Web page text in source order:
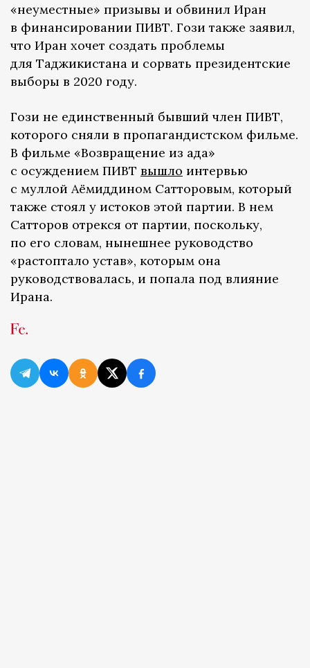
«неуместные» призывы и обвинил Иран
в финансировании ПИВТ. Гози также заявил,
что Иран хочет создать проблемы
для Таджикистана и сорвать президентские
выборы в 2020 году.
Гози не единственный бывший член ПИВТ,
которого сняли в пропагандистском фильме.
В фильме «Возвращение из ада»
с осуждением ПИВТ вышло интервью
с муллой Аёмиддином Сатторовым, который
также стоял у истоков этой партии. В нем
Сатторов отрекся от партии, поскольку,
по его словам, нынешнее руководство
«растоптало устав», которым она
руководствовалась, и попала под влияние
Ирана.